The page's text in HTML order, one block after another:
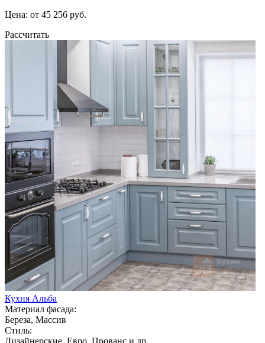
Цена: от 45 256 руб.
Рассчитать
Кухня Альба
Материал фасада:
Береза, Массив
Стиль:
Дизайнерские, Евро, Прованс и др.